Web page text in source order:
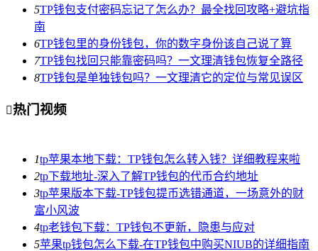
5TP钱包支付密码忘记了怎么办？最全找回攻略+避坑指
南
6TP钱包里的身份钱包，你的数字身份该自己说了算
7TP钱包找回只能靠密码吗？一文理清钱包恢复全路径
8TP钱包是单独钱包吗？一文理清它的定位与常见误区
热门视频
1tp苹果本地下载：TP钱包怎么转入钱？详细教程来啦
2tp下载地址-深入了解TP钱包的代币合约地址
3tp苹果版本下载-TP钱包提币选错通道，一场意外的财
富小风波
4tp老钱包下载：TP钱包不更新，隐患与应对
5苹果tp钱包怎么下载-在TP钱包中购买NIUB的详细指南